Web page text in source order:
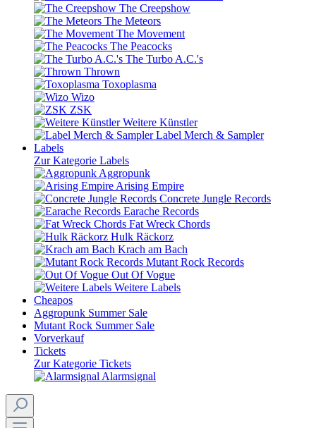
The Creepshow
The Meteors
The Movement
The Peacocks
The Turbo A.C.'s
Thrown
Toxoplasma
Wizo
ZSK
Weitere Künstler
Label Merch & Sampler
Labels
Zur Kategorie Labels
Aggropunk
Arising Empire
Concrete Jungle Records
Earache Records
Fat Wreck Chords
Hulk Räckorz
Krach am Bach
Mutant Rock Records
Out Of Vogue
Weitere Labels
Cheapos
Aggropunk Summer Sale
Mutant Rock Summer Sale
Vorverkauf
Tickets
Zur Kategorie Tickets
Alarmsignal